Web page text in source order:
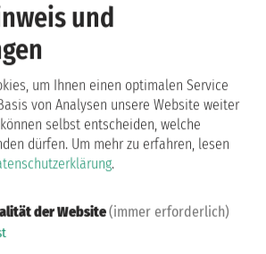
facebook
Beim "Turnier an der Volme"
haben Stepan Kovalenko und
Veronika Oliinyk ...
Weiterlesen …
26.01.2025 15:58 Uhr
und
um Ihnen einen optimalen Service
von Analysen unsere Website weiter
selbst entscheiden, welche
dürfen. Um mehr zu erfahren, lesen
.
der Website(immer erforderlich)